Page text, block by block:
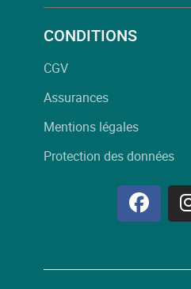
CONDITIONS
CGV
Assurances
Mentions légales
Protection des données